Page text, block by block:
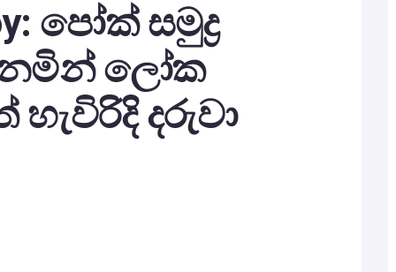
පෝක් සමුද්‍ර
ලෝක
හැවිරිදි දරුවා